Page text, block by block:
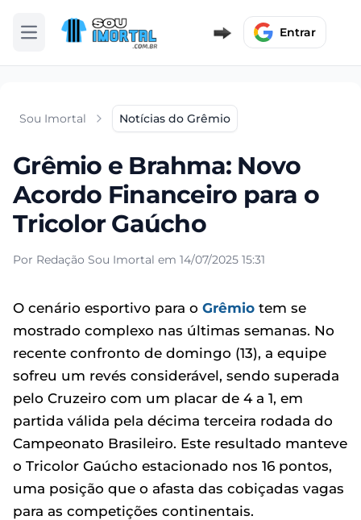
Abrir menu Entrar
Sou Imortal Notícias do Grêmio
Grêmio e Brahma: Novo
Acordo Financeiro para o
Tricolor Gaúcho
Por Redação Sou Imortal em 14/07/2025 15:31
O cenário esportivo para o Grêmio tem se
mostrado complexo nas últimas semanas. No
recente confronto de domingo (13), a equipe
sofreu um revés considerável, sendo superada
pelo Cruzeiro com um placar de 4 a 1, em
partida válida pela décima terceira rodada do
Campeonato Brasileiro. Este resultado manteve
o Tricolor Gaúcho estacionado nos 16 pontos,
uma posição que o afasta das cobiçadas vagas
para as competições continentais.